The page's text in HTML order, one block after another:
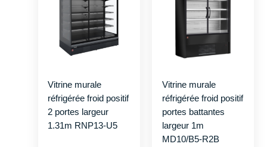
Vitrine murale
réfrigérée froid positif
2 portes largeur
1.31m RNP13-U5
Vitrine murale
réfrigérée froid positif
portes battantes
largeur 1m
MD10/B5-R2B